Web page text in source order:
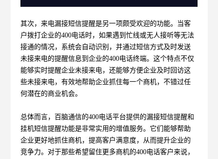
其次，来电漏接短信提醒是另一项颇受欢迎的功能。当客
户拨打企业的400电话时，如果遇到忙线或无人接听等无法
接通的情况，系统会自动识别，并通过短信方式及时发送
未接来电的提醒信息到企业的400电话终端。这个特点不仅
能够实时提醒企业未接来电，还能够方便企业及时回访这
些未接来电，有效地帮助企业抓住每一个商机，不错过任
何潜在的商业机会。
总体而言，百脑通信的400电话平台提供的漏接短信提醒和
挂机短信提醒功能是非常实用的增值服务。它们能够帮助
企业更好地抓住商机，提高客户满意度，从而提升企业的
竞争力。对于那些希望留住更多商机的400电话客户来说，